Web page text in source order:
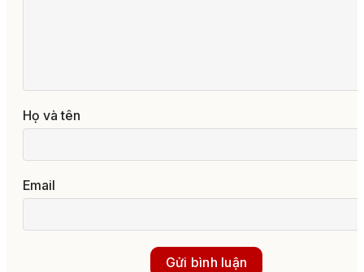
Họ và tên
Email
Gửi bình luận